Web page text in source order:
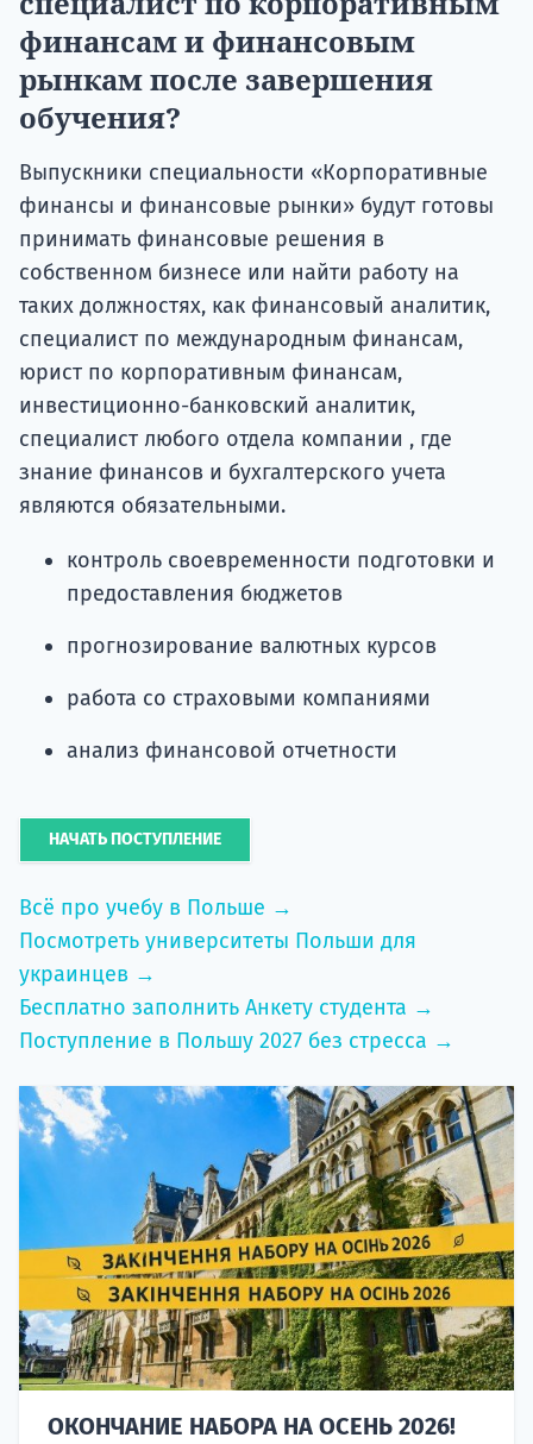
финансам и финансовым
рынкам после завершения
обучения?
Выпускники специальности «Корпоративные
финансы и финансовые рынки» будут готовы
принимать финансовые решения в
собственном бизнесе или найти работу на
таких должностях, как финансовый аналитик,
специалист по международным финансам,
юрист по корпоративным финансам,
инвестиционно-банковский аналитик,
специалист любого отдела компании , где
знание финансов и бухгалтерского учета
являются обязательными.
контроль своевременности подготовки и
предоставления бюджетов
прогнозирование валютных курсов
работа со страховыми компаниями
анализ финансовой отчетности
НАЧАТЬ ПОСТУПЛЕНИЕ
Всё про учебу в Польше →
Посмотреть университеты Польши для
украинцев →
Бесплатно заполнить Анкету студента →
Поступление в Польшу 2027 без стресса →
ОКОНЧАНИЕ НАБОРА НА ОСЕНЬ 2026!